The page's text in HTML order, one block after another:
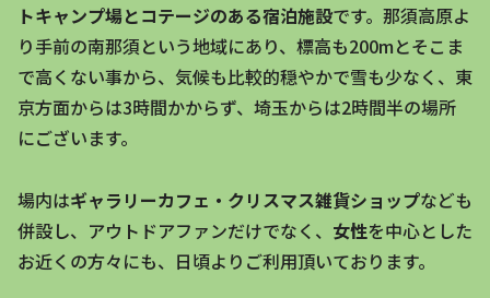
トキャンプ場とコテージのある宿泊施設です。那須高原よ
り手前の南那須という地域にあり、標高も200mとそこま
で高くない事から、気候も比較的穏やかで雪も少なく、東
京方面からは3時間かからず、埼玉からは2時間半の場所
にございます。
場内はギャラリーカフェ・クリスマス雑貨ショップなども
併設し、アウトドアファンだけでなく、 女性を中心とした
お近くの方々にも、日頃よりご利用頂いております。